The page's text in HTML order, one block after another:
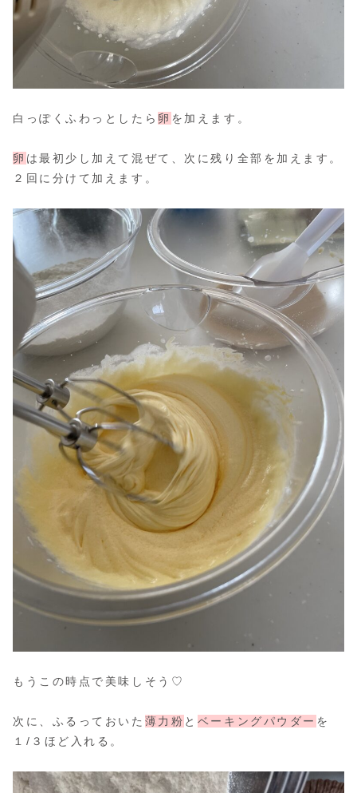
白っぽくふわっとしたら 卵 を加えます。
卵 は最初少し加えて混ぜて、次に残り全部を加えます。
２回に分けて加えます。
もうこの時点で美味しそう♡
次に、ふるっておいた 薄力粉 と ベーキングパウダー を
１/３ほど入れる。